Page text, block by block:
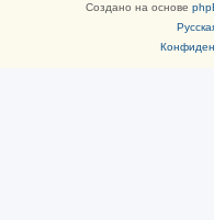
Создано на основе